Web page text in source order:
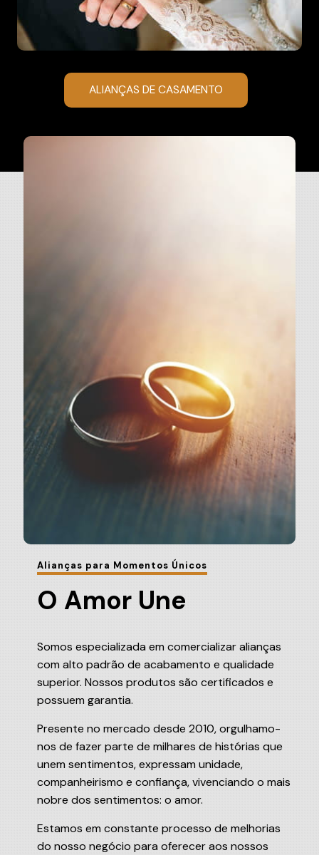
ALIANÇAS DE CASAMENTO
Alianças para Momentos Únicos
O Amor Une
Somos especializada em comercializar alianças
com alto padrão de acabamento e qualidade
superior. Nossos produtos são certificados e
possuem garantia.
Presente no mercado desde 2010, orgulhamo-
nos de fazer parte de milhares de histórias que
unem sentimentos, expressam unidade,
companheirismo e confiança, vivenciando o mais
nobre dos sentimentos: o amor.
Estamos em constante processo de melhorias
do nosso negócio para oferecer aos nossos